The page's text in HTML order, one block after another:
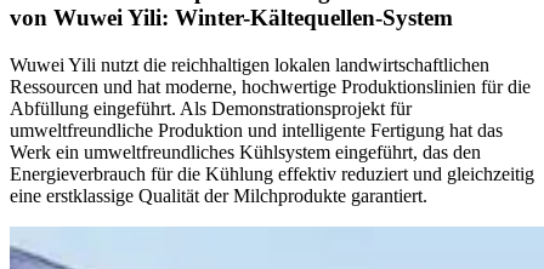
von Wuwei Yili: Winter-Kältequellen-System
Wuwei Yili nutzt die reichhaltigen lokalen landwirtschaftlichen
Ressourcen und hat moderne, hochwertige Produktionslinien für die
Abfüllung eingeführt. Als Demonstrationsprojekt für
umweltfreundliche Produktion und intelligente Fertigung hat das
Werk ein umweltfreundliches Kühlsystem eingeführt, das den
Energieverbrauch für die Kühlung effektiv reduziert und gleichzeitig
eine erstklassige Qualität der Milchprodukte garantiert.